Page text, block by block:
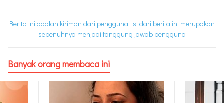
Berita ini adalah kiriman dari pengguna, isi dari berita ini merupakan
sepenuhnya menjadi tanggung jawab pengguna
Banyak orang membaca ini